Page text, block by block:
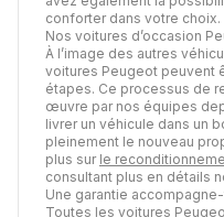
conforter dans votre choix.
Nos voitures d’occasion
À l’image des autres
voitures Peugeot peuvent
étapes. Ce processus de
œuvre par nos équipes
livrer un véhicule dans un
pleinement le nouveau
plus sur le
consultant plus en détails
Une garantie
Toutes les voitures